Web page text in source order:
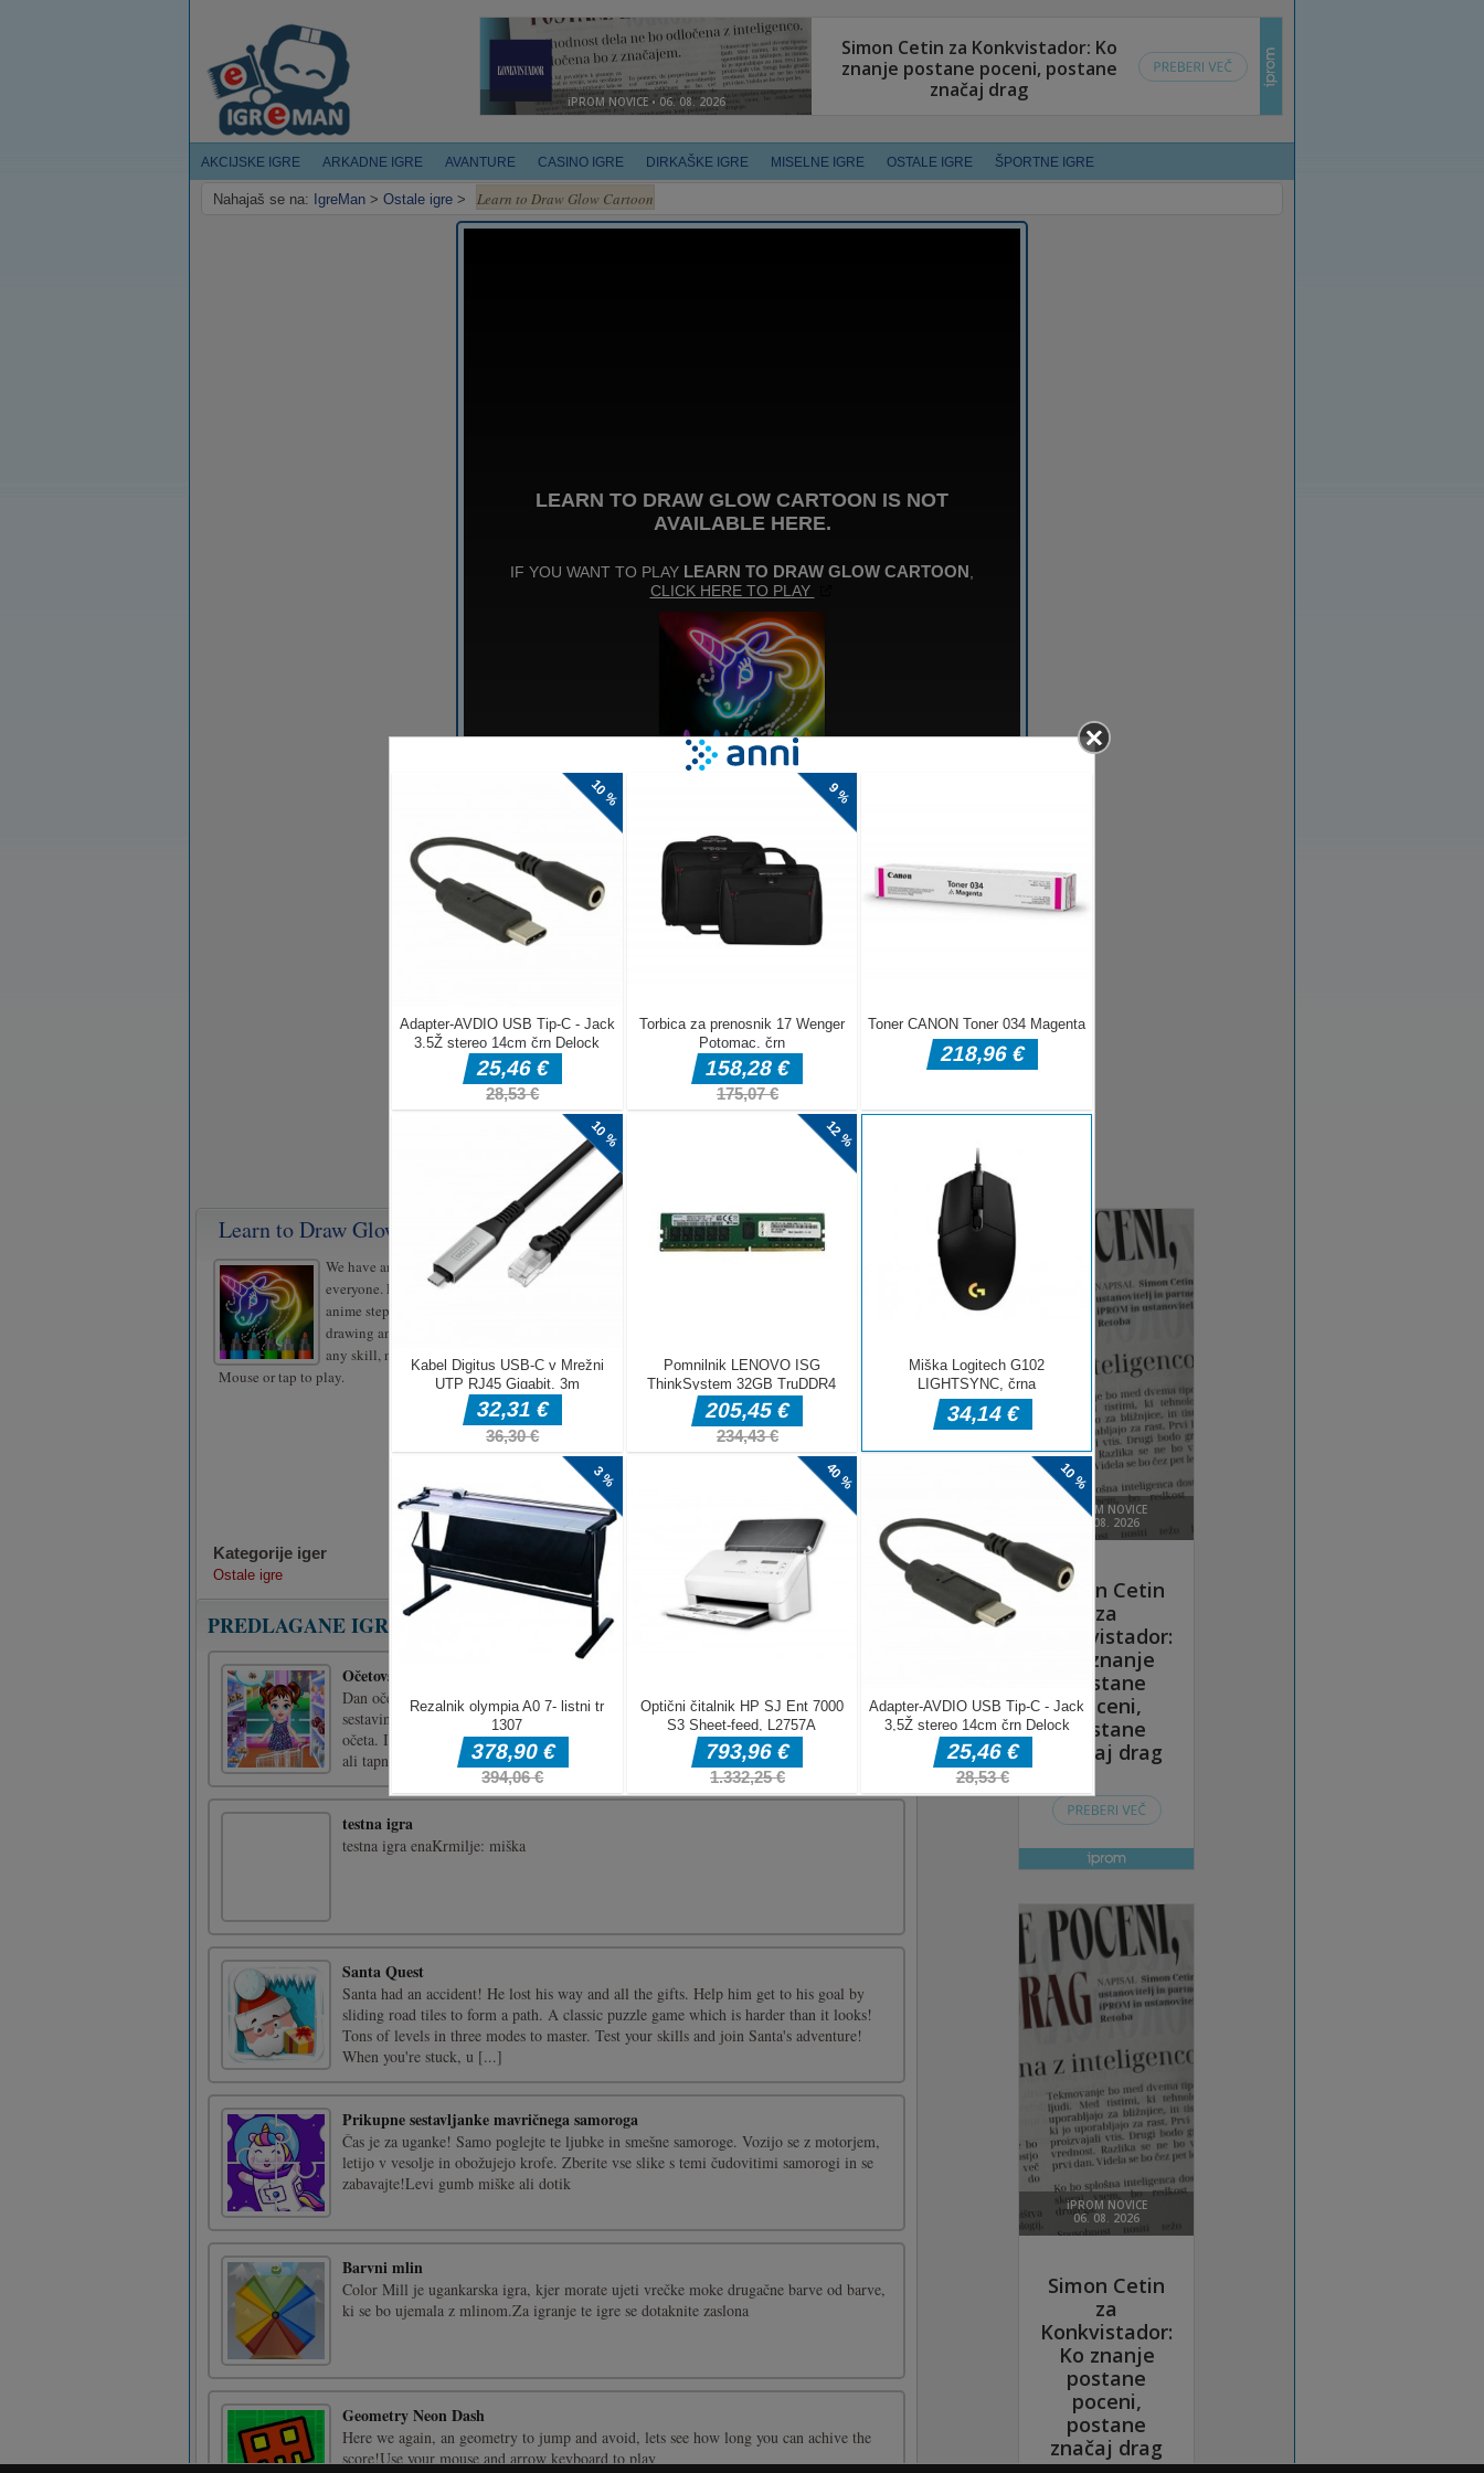
AKCIJSKE IGRE ARKADNE IGRE AVANTURE CASINO IGRE DIRKAŠKE IGRE MISELNE IGRE OSTALE IGRE ŠPORTNE IGRE
Nahajaš se na: IgreMan > Ostale igre > Learn to Draw Glow Cartoon
Learn to Draw Glow Cartoon
We have an easy drawing tutorial for
everyone. Learn how to draw cartoons and
anime step by step. For you to learn
drawing and glow coloring. Don’t need
any skill, no age limit.
Mouse or tap to play.
Kategorije iger
Ostale igre
PREDLAGANE IGRE
Očetovski dan Baby Taylor Caring Story
Dan očetov prihaja. Baby Taylor želi pripraviti obrok za očeta. Pomagajmo ji, da kupi
sestavine v supermarketu in nato kuha. Končno ne pozabite izbrati darila za svojega
očeta. Imej se lepo! Zabavajte se ob otroškem dnevu Baby Taylor Caring Story!Miško
ali tapnite, da se igrate. [...]
testna igra
testna igra enaKrmilje: miška
Santa Quest
Santa had an accident! He lost his way and all the gifts. Help him get to his goal by
sliding road tiles to form a path. A classic puzzle game which is harder than it looks!
Tons of levels in three modes to master. Test your skills and join Santa's adventure!
When you're stuck, u [...]
Prikupne sestavljanke mavričnega samoroga
Čas je za uganke! Samo poglejte te ljubke in smešne samoroge. Vozijo se z motorjem,
letijo v vesolje in obožujejo krofe. Zberite vse slike s temi čudovitimi samorogi in se
zabavajte!Levi gumb miške ali dotik
Barvni mlin
Color Mill je ugankarska igra, kjer morate ujeti vrečke moke drugačne barve od barve,
ki se bo ujemala z mlinom.Za igranje te igre se dotaknite zaslona
Geometry Neon Dash
Here we again, an geometry to jump and avoid, lets see how long you can achive the
score!Use your mouse and arrow keyboard to play